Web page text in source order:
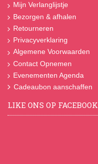
Mijn Verlanglijstje
Bezorgen & afhalen
Retourneren
Privacyverklaring
Algemene Voorwaarden
Contact Opnemen
Evenementen Agenda
Cadeaubon aanschaffen
LIKE ONS OP FACEBOOK